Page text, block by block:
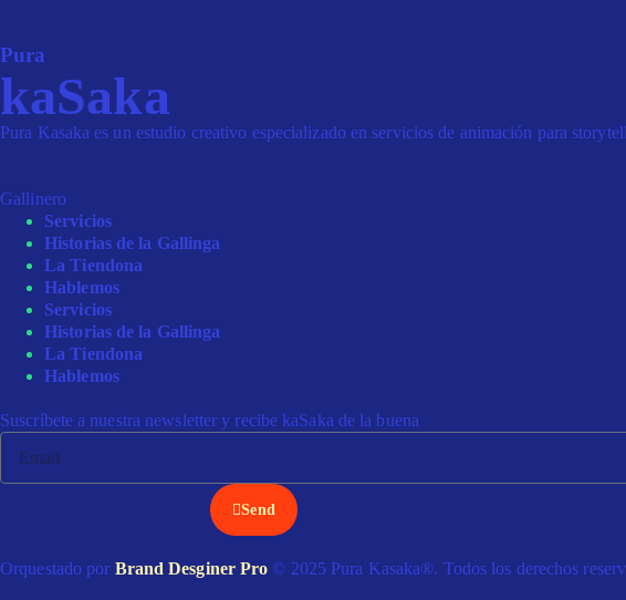
Pura
kaSaka
Pura Kasaka es un estudio creativo especializado en servicios de animación para
Gallinero
Servicios
Historias de la Gallinga
La Tiendona
Hablemos
Servicios
Historias de la Gallinga
La Tiendona
Hablemos
Suscríbete a nuestra newsletter y recibe kaSaka de la buena
Send
Orquestado por Brand Desginer Pro © 2025 Pura Kasaka®. Todos los derechos